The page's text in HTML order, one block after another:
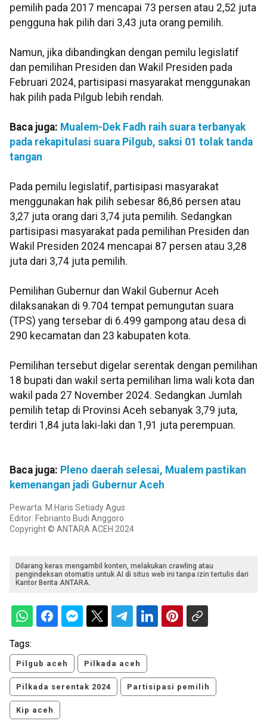
pemilih pada 2017 mencapai 73 persen atau 2,52 juta
pengguna hak pilih dari 3,43 juta orang pemilih.
Namun, jika dibandingkan dengan pemilu legislatif
dan pemilihan Presiden dan Wakil Presiden pada
Februari 2024, partisipasi masyarakat menggunakan
hak pilih pada Pilgub lebih rendah.
Baca juga: Mualem-Dek Fadh raih suara terbanyak
pada rekapitulasi suara Pilgub, saksi 01 tolak tanda
tangan
Pada pemilu legislatif, partisipasi masyarakat
menggunakan hak pilih sebesar 86,86 persen atau
3,27 juta orang dari 3,74 juta pemilih. Sedangkan
partisipasi masyarakat pada pemilihan Presiden dan
Wakil Presiden 2024 mencapai 87 persen atau 3,28
juta dari 3,74 juta pemilih.
Pemilihan Gubernur dan Wakil Gubernur Aceh
dilaksanakan di 9.704 tempat pemungutan suara
(TPS) yang tersebar di 6.499 gampong atau desa di
290 kecamatan dan 23 kabupaten kota.
Pemilihan tersebut digelar serentak dengan pemilihan
18 bupati dan wakil serta pemilihan lima wali kota dan
wakil pada 27 November 2024. Sedangkan Jumlah
pemilih tetap di Provinsi Aceh sebanyak 3,79 juta,
terdiri 1,84 juta laki-laki dan 1,91 juta perempuan.
Baca juga: Pleno daerah selesai, Mualem pastikan
kemenangan jadi Gubernur Aceh
Pewarta: M.Haris Setiady Agus
Editor: Febrianto Budi Anggoro
Copyright © ANTARA ACEH 2024
Dilarang keras mengambil konten, melakukan crawling atau
pengindeksan otomatis untuk AI di situs web ini tanpa izin tertulis dari
Kantor Berita ANTARA.
Tags:
Pilgub aceh Pilkada aceh
Pilkada serentak 2024 Partisipasi pemilih
Kip aceh